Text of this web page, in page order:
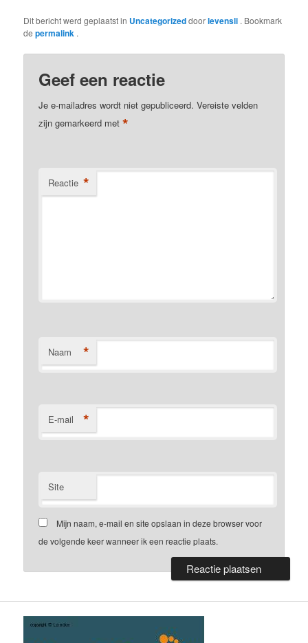
Dit bericht werd geplaatst in Uncategorizeddoorlevensli . Bookmark
depermalink .
Geef een reactie
Je e-mailadres wordt niet gepubliceerd. Vereiste velden
zijn gemarkeerd met*
Reactie *
Naam *
E-mail *
Site
Mijn naam, e-mail en site opslaan in deze browser voor
de volgende keer wanneer ik een reactie plaats.